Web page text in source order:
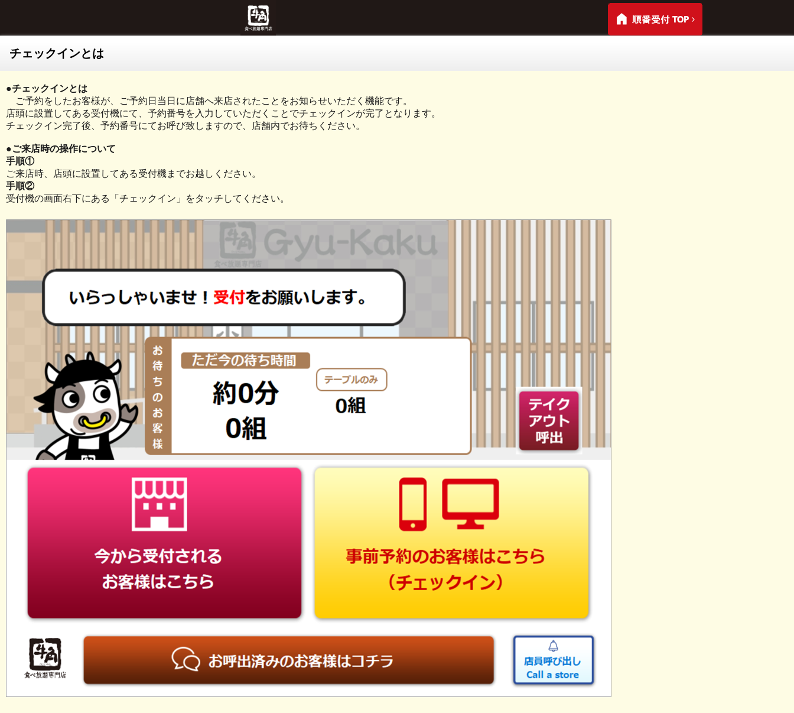
チェックインとは
●チェックインとは
ご予約をしたお客様が、ご予約日当日に店舗へ来店されたことをお知らせいただく機能です。
店頭に設置してある受付機にて、予約番号を入力していただくことでチェックインが完了となります。
チェックイン完了後、予約番号にてお呼び致しますので、店舗内でお待ちください。
●ご来店時の操作について
手順①
ご来店時、店頭に設置してある受付機までお越しください。
手順②
受付機の画面右下にある「チェックイン」をタッチしてください。